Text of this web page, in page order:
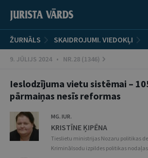
ŽURNĀLS SKAIDROJUMI. VIEDOKĻI
9. JŪLIJS 2024 • NR.28 (1346)
Ieslodzījuma vietu sistēmai –
pārmaiņas nesīs reformas
MG. IUR.
KRISTĪNE ĶIPĒNA
Tieslietu ministrijas Nozaru politikas
Kriminālsodu izpildes politikas